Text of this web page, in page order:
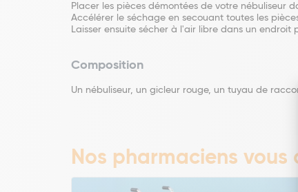
Placer les pièces démontées de votre nébuliseur
Accélérer le séchage en secouant toutes les
Laisser ensuite sécher à l'air libre dans un endroit
Composition
Un nébuliseur, un gicleur rouge, un tuyau de
Nos pharmaciens vous